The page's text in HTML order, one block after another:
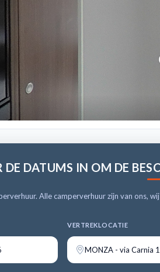
DE DATUMS IN OM DE
Alle camperverhuur zijn van ons,
VERTREKLOCATIE
MONZA - via Carnia 1